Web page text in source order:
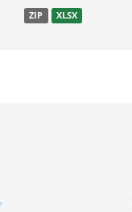
ZIP XLSX